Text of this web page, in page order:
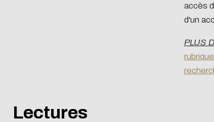
accès
d'un
PLUS
Lectures